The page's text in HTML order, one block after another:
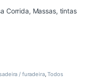
Corrida, Massas, tintas
/ furadeira,Todos